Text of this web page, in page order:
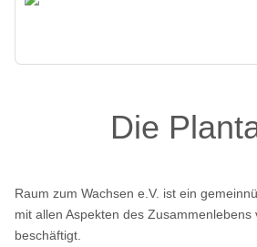
Die
Raum zum Wachsen e.V. ist ein
mit allen Aspekten des Zusammenlebens
beschäftigt.